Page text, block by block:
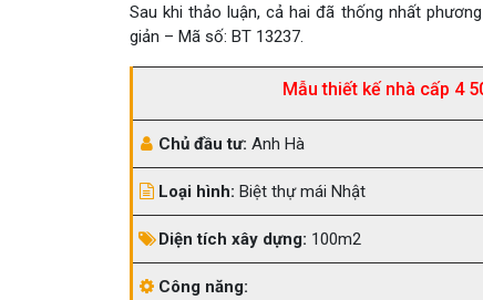
Sau khi thảo luận, cả hai đã thống nhất
giản – Mã số: BT 13237.
Mẫu thiết kế nhà cấp 4
Chủ đầu tư: Anh Hà
Loại hình: Biệt thự mái Nhật
Diện tích xây dựng: 100m2
Công năng: